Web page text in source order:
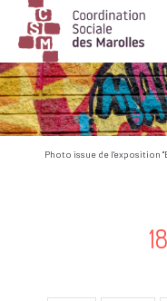
Main Navigation
Photo issue de l'exposition